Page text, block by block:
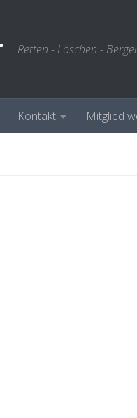
Retten - Löschen -
Kontakt Mitglied